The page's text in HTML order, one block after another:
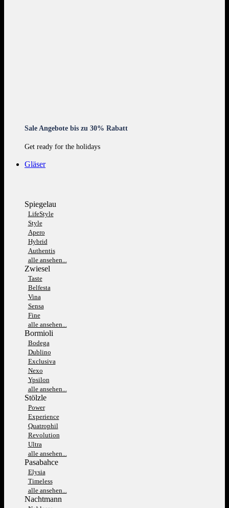
Sale Angebote bis zu 30% Rabatt
Get ready for the holidays
Gläser
Spiegelau
LifeStyle
Style
Apero
Hybrid
Authentis
alle ansehen...
Zwiesel
Taste
Belfesta
Vina
Sensa
Fine
alle ansehen...
Bormioli
Bodega
Dublino
Exclusiva
Nexo
Ypsilon
alle ansehen...
Stölzle
Power
Experience
Quatrophil
Revolution
Ultra
alle ansehen...
Pasabahce
Elysia
Timeless
alle ansehen...
Nachtmann